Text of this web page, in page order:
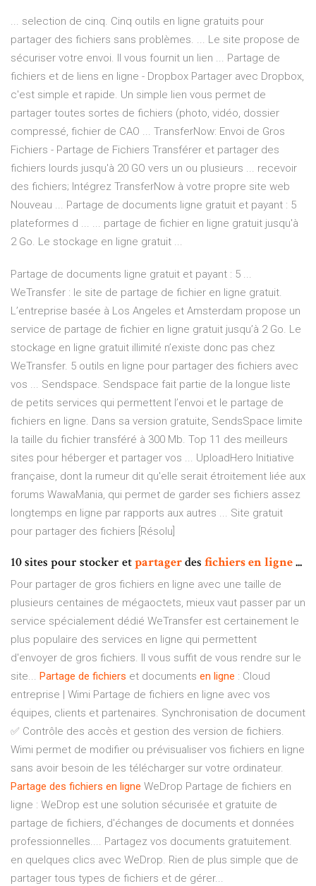
... selection de cinq. Cinq outils en ligne gratuits pour
partager des fichiers sans problèmes. ... Le site propose de
sécuriser votre envoi. Il vous fournit un lien ... Partage de
fichiers et de liens en ligne - Dropbox Partager avec Dropbox,
c'est simple et rapide. Un simple lien vous permet de
partager toutes sortes de fichiers (photo, vidéo, dossier
compressé, fichier de CAO ... TransferNow: Envoi de Gros
Fichiers - Partage de Fichiers Transférer et partager des
fichiers lourds jusqu'à 20 GO vers un ou plusieurs ... recevoir
des fichiers; Intégrez TransferNow à votre propre site web
Nouveau ... Partage de documents ligne gratuit et payant : 5
plateformes d ... ... partage de fichier en ligne gratuit jusqu'à
2 Go. Le stockage en ligne gratuit ...
Partage de documents ligne gratuit et payant : 5 ...
WeTransfer : le site de partage de fichier en ligne gratuit.
L’entreprise basée à Los Angeles et Amsterdam propose un
service de partage de fichier en ligne gratuit jusqu’à 2 Go. Le
stockage en ligne gratuit illimité n’existe donc pas chez
WeTransfer. 5 outils en ligne pour partager des fichiers avec
vos ... Sendspace. Sendspace fait partie de la longue liste
de petits services qui permettent l’envoi et le partage de
fichiers en ligne. Dans sa version gratuite, SendsSpace limite
la taille du fichier transféré à 300 Mb. Top 11 des meilleurs
sites pour héberger et partager vos ... UploadHero Initiative
française, dont la rumeur dit qu'elle serait étroitement liée aux
forums WawaMania, qui permet de garder ses fichiers assez
longtemps en ligne par rapports aux autres ... Site gratuit
pour partager des fichiers [Résolu]
10 sites pour stocker etpartagerdes fichiersen ligne...
Pour partager de gros fichiers en ligne avec une taille de
plusieurs centaines de mégaoctets, mieux vaut passer par un
service spécialement dédié WeTransfer est certainement le
plus populaire des services en ligne qui permettent
d'envoyer de gros fichiers. Il vous suffit de vous rendre sur le
site... Partage de fichiers et documents en ligne : Cloud
entreprise | Wimi Partage de fichiers en ligne avec vos
équipes, clients et partenaires. Synchronisation de document
✅ Contrôle des accès et gestion des version de fichiers.
Wimi permet de modifier ou prévisualiser vos fichiers en ligne
sans avoir besoin de les télécharger sur votre ordinateur.
Partage des fichiers en ligne WeDrop Partage de fichiers en
ligne : WeDrop est une solution sécurisée et gratuite de
partage de fichiers, d'échanges de documents et données
professionnelles.... Partagez vos documents gratuitement.
en quelques clics avec WeDrop. Rien de plus simple que de
partager tous types de fichiers et de gérer...